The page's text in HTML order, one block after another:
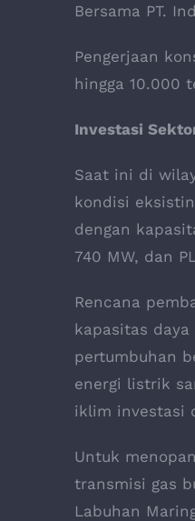
Bersama PT.
Pengerjaan
hingga 10.000
Investasi
Saat ini di
kondisi
dengan
740 MW, dan
Rencana
kapasitas
pertumbuhan
energi listrik
iklim investasi
Untuk
transmisi gas
Labuhan